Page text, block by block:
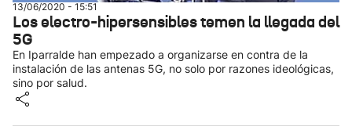
13/06/2020 - 15:51
Los electro-hipersensibles temen la llegada del
5G
En Iparralde han empezado a organizarse en contra de la
instalación de las antenas 5G, no solo por razones ideológicas,
sino por salud.